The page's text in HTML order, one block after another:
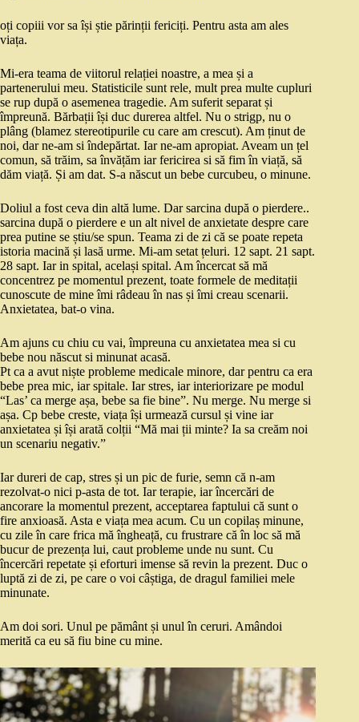
oți copiii vor sa își știe părinții fericiți. Pentru asta am ales
viața.
Mi-era teama de viitorul relației noastre, a mea și a
partenerului meu. Statisticile sunt rele, mult prea multe cupluri
se rup după o asemenea tragedie. Am suferit separat și
împreună. Bărbații își duc durerea altfel. Nu o strigp, nu o
plâng (blamez stereotipurile cu care am crescut). Am ținut de
noi, dar ne-am si îndepărtat. Iar ne-am apropiat. Aveam un țel
comun, să trăim, sa învățăm iar fericirea si să fim în viață, să
dăm viață. Și am dat. S-a născut un bebe curcubeu, o minune.
Doliul a fost ceva din altă lume. Dar sarcina după o pierdere..
sarcina după o pierdere e un alt nivel de anxietate despre care
prea putine se știu/se spun. Teama zi de zi că se poate repeta
istoria macină și lasă urme. Mi-am setat țeluri. 12 sapt. 21 sapt.
28 sapt. Iar in spital, același spital. Am încercat să mă
concentrez pe momentul prezent, toate formele de meditații
cunoscute de mine îmi râdeau în nas și îmi creau scenarii.
Anxietatea, bat-o vina.
Am ajuns cu chiu cu vai, împreuna cu anxietatea mea si cu
bebe nou născut si minunat acasă.
Pt ca a avut niște probleme medicale minore, dar pentru ca era
bebe prea mic, iar spitale. Iar stres, iar interiorizare pe modul
“Las’ ca merge așa, bebe sa fie bine”. Nu merge. Nu merge si
așa. Cp bebe creste, viața își urmează cursul și vine iar
anxietatea și își arată colții “Mă mai ții minte? Ia sa creăm noi
un scenariu negativ.”
Iar dureri de cap, stres și un pic de furie, semn că n-am
rezolvat-o nici p-asta de tot. Iar terapie, iar încercări de
ancorare la momentul prezent, acceptarea faptului că sunt o
fire anxioasă. Asta e viața mea acum. Cu un copilaș minune,
cu zile în care frica mă îngheață, cu frustrare că în loc să mă
bucur de prezența lui, caut probleme unde nu sunt. Cu
încercări repetate și eforturi imense să revin la prezent. Duc o
luptă zi de zi, pe care o voi câștiga, de dragul familiei mele
minunate.
Am doi sori. Unul pe pământ și unul în ceruri. Amândoi
merită ca eu să fiu bine cu mine.